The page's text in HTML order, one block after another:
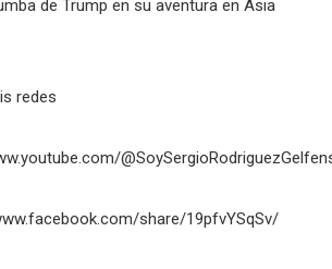
de Trump en su aventura en Asia
redes
share/19pfvYSqSv/